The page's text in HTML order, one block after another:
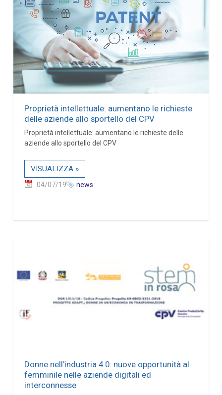
Proprietà intellettuale: aumentano le richieste
delle aziende allo sportello del CPV
Proprietà intellettuale: aumentano le richieste delle
aziende allo sportello del CPV
VISUALIZZA »
04/07/19 news
Donne nell'industria 4.0: nuove opportunità al
femminile nelle aziende digitali ed
interconnesse